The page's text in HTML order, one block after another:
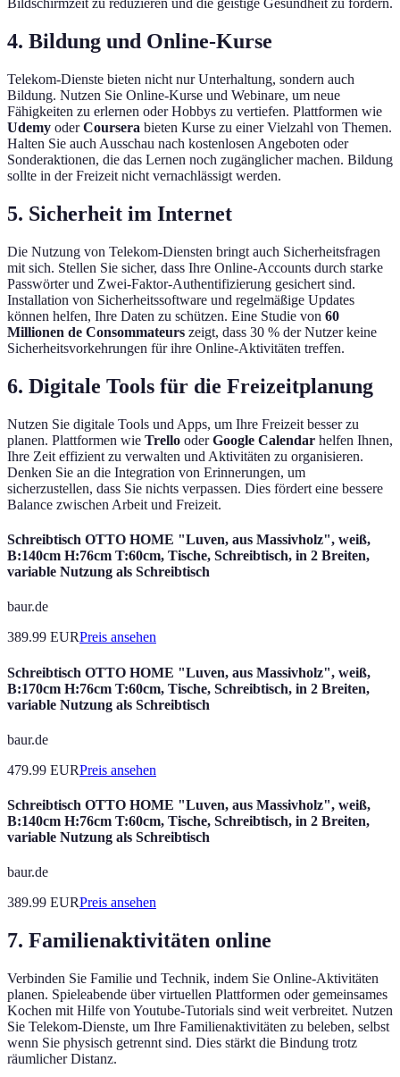
Bildschirmzeit zu reduzieren und die geistige Gesundheit zu fördern.
4. Bildung und Online-Kurse
Telekom-Dienste bieten nicht nur Unterhaltung, sondern auch
Bildung. Nutzen Sie Online-Kurse und Webinare, um neue
Fähigkeiten zu erlernen oder Hobbys zu vertiefen. Plattformen wie
Udemy oderCoursera bieten Kurse zu einer Vielzahl von Themen.
Halten Sie auch Ausschau nach kostenlosen Angeboten oder
Sonderaktionen, die das Lernen noch zugänglicher machen. Bildung
sollte in der Freizeit nicht vernachlässigt werden.
5. Sicherheit im Internet
Die Nutzung von Telekom-Diensten bringt auch Sicherheitsfragen
mit sich. Stellen Sie sicher, dass Ihre Online-Accounts durch starke
Passwörter und Zwei-Faktor-Authentifizierung gesichert sind.
Installation von Sicherheitssoftware und regelmäßige Updates
können helfen, Ihre Daten zu schützen. Eine Studie von 60
Millionen de Consommateurs zeigt, dass 30 % der Nutzer keine
Sicherheitsvorkehrungen für ihre Online-Aktivitäten treffen.
6. Digitale Tools für die Freizeitplanung
Nutzen Sie digitale Tools und Apps, um Ihre Freizeit besser zu
planen. Plattformen wie Trello oderGoogle Calendar helfen Ihnen,
Ihre Zeit effizient zu verwalten und Aktivitäten zu organisieren.
Denken Sie an die Integration von Erinnerungen, um
sicherzustellen, dass Sie nichts verpassen. Dies fördert eine bessere
Balance zwischen Arbeit und Freizeit.
Schreibtisch OTTO HOME "Luven, aus Massivholz", weiß,
B:140cm H:76cm T:60cm, Tische, Schreibtisch, in 2 Breiten,
variable Nutzung als Schreibtisch
baur.de
389.99 EURPreis ansehen
Schreibtisch OTTO HOME "Luven, aus Massivholz", weiß,
B:170cm H:76cm T:60cm, Tische, Schreibtisch, in 2 Breiten,
variable Nutzung als Schreibtisch
baur.de
479.99 EURPreis ansehen
Schreibtisch OTTO HOME "Luven, aus Massivholz", weiß,
B:140cm H:76cm T:60cm, Tische, Schreibtisch, in 2 Breiten,
variable Nutzung als Schreibtisch
baur.de
389.99 EURPreis ansehen
7. Familienaktivitäten online
Verbinden Sie Familie und Technik, indem Sie Online-Aktivitäten
planen. Spieleabende über virtuellen Plattformen oder gemeinsames
Kochen mit Hilfe von Youtube-Tutorials sind weit verbreitet. Nutzen
Sie Telekom-Dienste, um Ihre Familienaktivitäten zu beleben, selbst
wenn Sie physisch getrennt sind. Dies stärkt die Bindung trotz
räumlicher Distanz.